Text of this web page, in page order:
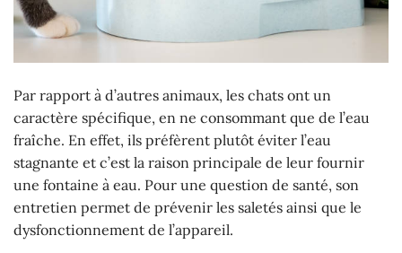
Par rapport à d’autres animaux, les chats ont un
caractère spécifique, en ne consommant que de l’eau
fraîche. En effet, ils préfèrent plutôt éviter l’eau
stagnante et c’est la raison principale de leur fournir
une fontaine à eau. Pour une question de santé, son
entretien permet de prévenir les saletés ainsi que le
dysfonctionnement de l’appareil.